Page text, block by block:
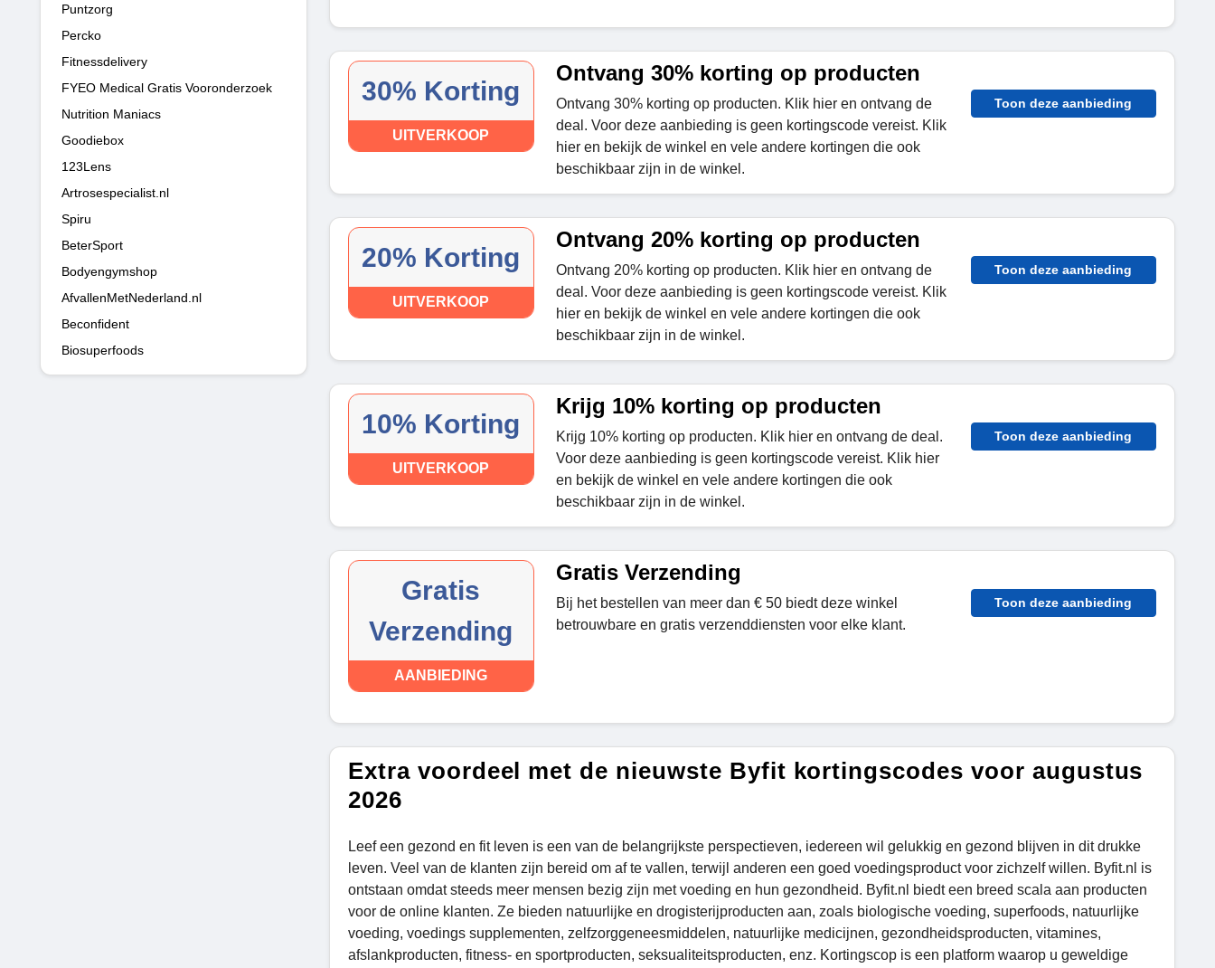
Puntzorg
Percko
Fitnessdelivery
FYEO Medical Gratis Vooronderzoek
Nutrition Maniacs
Goodiebox
123Lens
Artrosespecialist.nl
Spiru
BeterSport
Bodyengymshop
AfvallenMetNederland.nl
Beconfident
Biosuperfoods
30% Korting
UITVERKOOP
Ontvang 30% korting op producten
Ontvang 30% korting op producten. Klik hier en ontvang de
deal. Voor deze aanbieding is geen kortingscode vereist. Klik
hier en bekijk de winkel en vele andere kortingen die ook
beschikbaar zijn in de winkel.
Toon deze aanbieding
20% Korting
UITVERKOOP
Ontvang 20% ​​korting op producten
Ontvang 20% korting op producten. Klik hier en ontvang de
deal. Voor deze aanbieding is geen kortingscode vereist. Klik
hier en bekijk de winkel en vele andere kortingen die ook
beschikbaar zijn in de winkel.
Toon deze aanbieding
10% Korting
UITVERKOOP
Krijg 10% korting op producten
Krijg 10% korting op producten. Klik hier en ontvang de deal.
Voor deze aanbieding is geen kortingscode vereist. Klik hier
en bekijk de winkel en vele andere kortingen die ook
beschikbaar zijn in de winkel.
Toon deze aanbieding
Gratis
Verzending
AANBIEDING
Gratis Verzending
Bij het bestellen van meer dan € 50 biedt deze winkel
betrouwbare en gratis verzenddiensten voor elke klant.
Toon deze aanbieding
Extra voordeel met de nieuwste Byfit kortingscodes voor augustus
2026
Leef een gezond en fit leven is een van de belangrijkste perspectieven, iedereen wil gelukkig en gezond blijven in dit drukke
leven. Veel van de klanten zijn bereid om af te vallen, terwijl anderen een goed voedingsproduct voor zichzelf willen. Byfit.nl is
ontstaan omdat steeds meer mensen bezig zijn met voeding en hun gezondheid. Byfit.nl biedt een breed scala aan producten
voor de online klanten. Ze bieden natuurlijke en drogisterijproducten aan, zoals biologische voeding, superfoods, natuurlijke
voeding, voedings supplementen, zelfzorggeneesmiddelen, natuurlijke medicijnen, gezondheidsproducten, vitamines,
afslankproducten, fitness- en sportproducten, seksualiteitsproducten, enz. Kortingscop is een platform waarop u geweldige